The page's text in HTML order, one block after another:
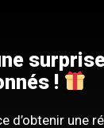
!
d’obtenir une